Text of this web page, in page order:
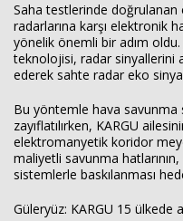
Saha testlerinde doğrulanan
radarlarına karşı elektronik
yönelik önemli bir adım oldu.
teknolojisi, radar sinyallerini
ederek sahte radar eko
Bu yöntemle hava
zayıflatılırken, KARGU
elektromanyetik koridor
maliyetli savunma
sistemlerle baskılanması
Güleryüz: KARGU 15 ülkede